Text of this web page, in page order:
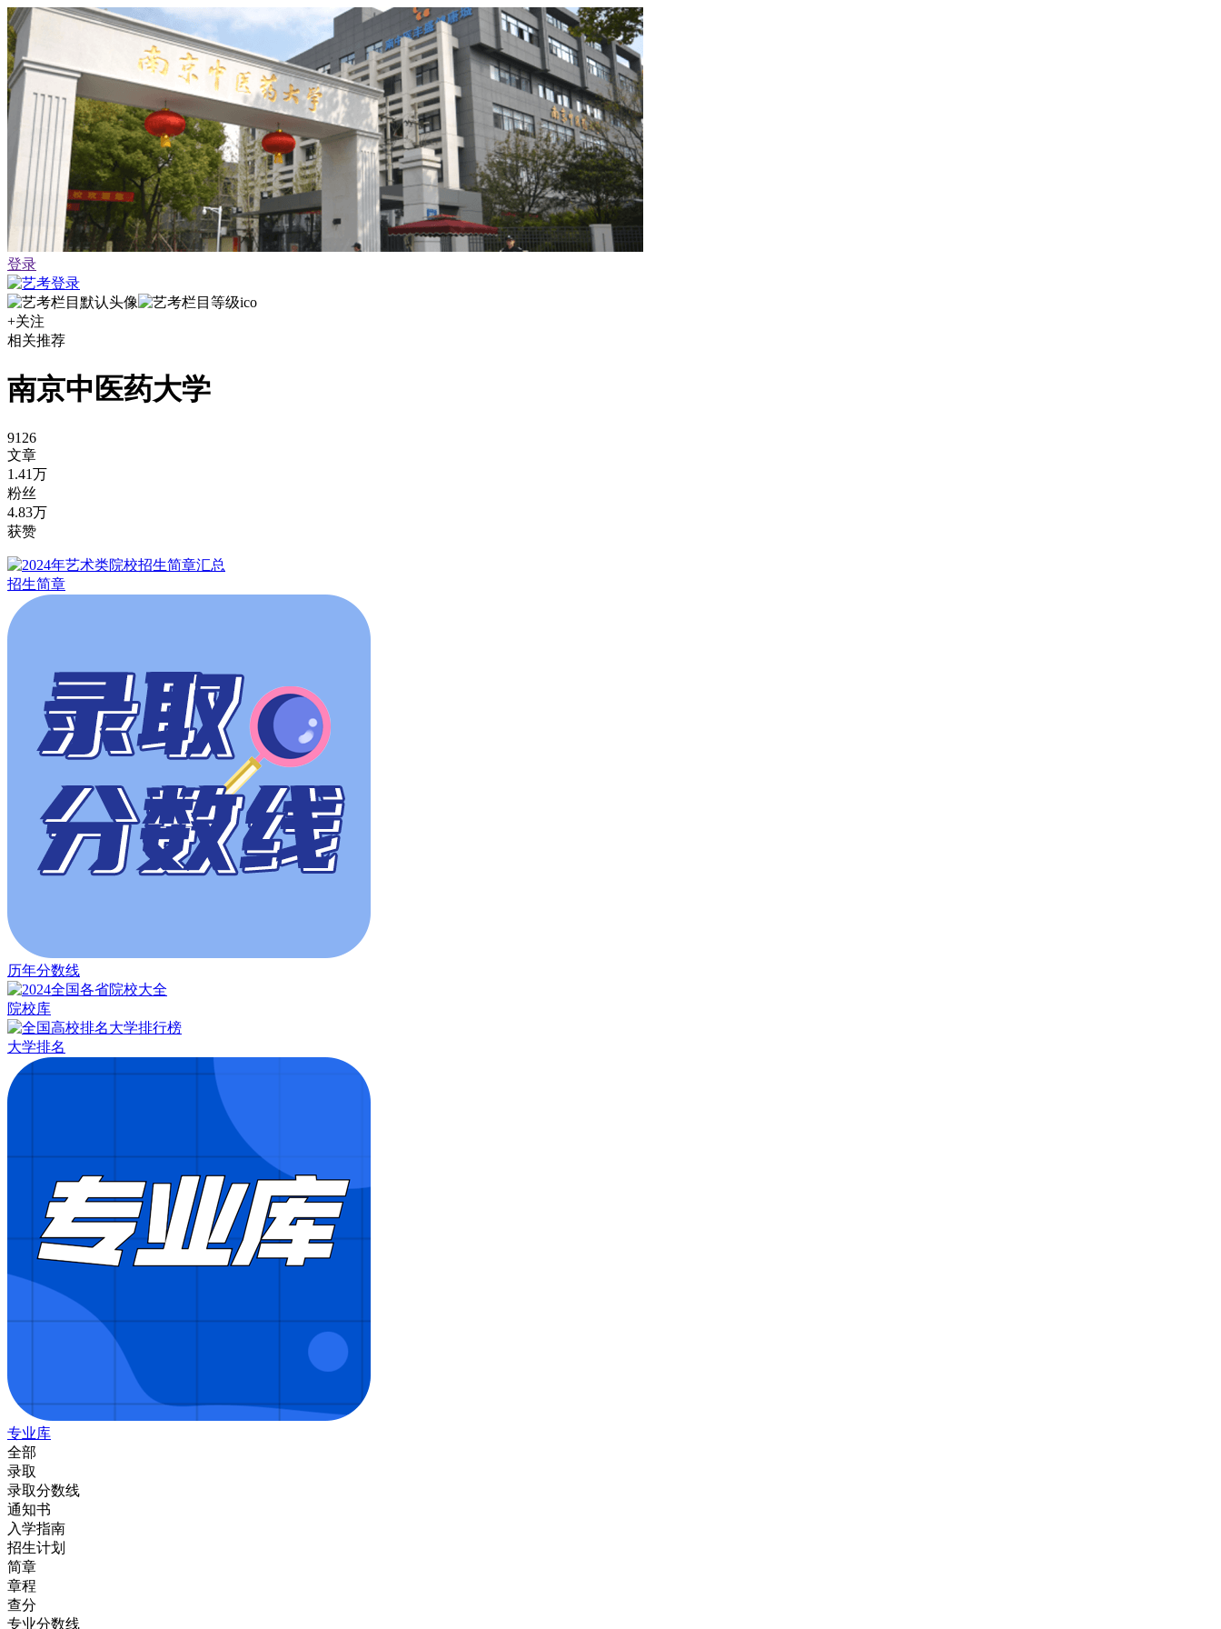
登录
+关注
相关推荐
南京中医药大学
9126
文章
1.41万
粉丝
4.83万
获赞
招生简章
历年分数线
院校库
大学排名
专业库
全部
录取
录取分数线
通知书
入学指南
招生计划
简章
章程
查分
专业分数线